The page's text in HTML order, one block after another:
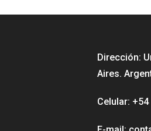
Dirección:
Aires.
Celular: